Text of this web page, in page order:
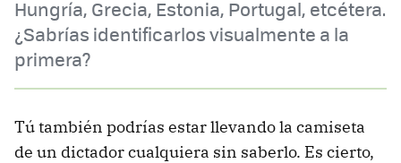
Hungría, Grecia, Estonia, Portugal, etcétera.
¿Sabrías identificarlos visualmente a la
primera?
Tú también podrías estar llevando la camiseta
de un dictador cualquiera sin saberlo. Es cierto,